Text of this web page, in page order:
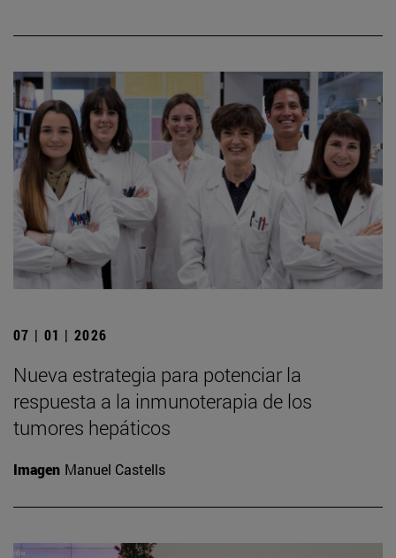
07 | 01 | 2026
Nueva estrategia para potenciar la
respuesta a la inmunoterapia de los
tumores hepáticos
Imagen Manuel Castells